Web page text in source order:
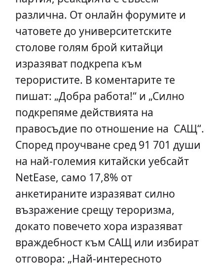
различна. От онлайн форумите и
чатовете до университетските
столове голям брой китайци
изразяват подкрепа към
терористите. В коментарите те
пишат: „Добра работа!“ и „Силно
подкрепяме действията на
правосъдие по отношение на САЩ“.
Според проучване сред 91 701 души
на най-големия китайски уебсайт
NetEase, само 17,8% от
анкетираните изразяват силно
възражение срещу тероризма,
докато повечето хора изразяват
враждебност към САЩ или избират
отговора: „Най-интересното